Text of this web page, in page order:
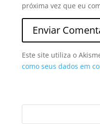
próxima vez que eu
Este site utiliza o
como seus dados em